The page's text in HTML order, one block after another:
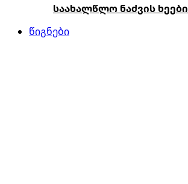
საახალწლო ნაძვის ხეები
წიგნები